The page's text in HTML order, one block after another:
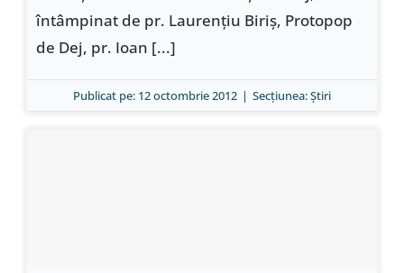
întâmpinat de pr. Laurenţiu Biriş, Protopop
de Dej, pr. Ioan [...]
Publicat pe: 12 octombrie 2012 | Secțiunea:Ştiri